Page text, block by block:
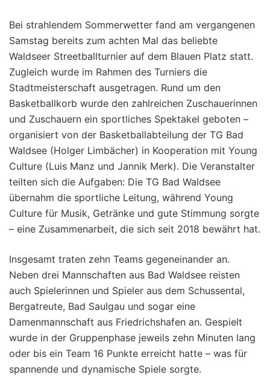
Bei strahlendem Sommerwetter fand am vergangenen
Samstag bereits zum achten Mal das beliebte
Waldseer Streetballturnier auf dem Blauen Platz statt.
Zugleich wurde im Rahmen des Turniers die
Stadtmeisterschaft ausgetragen. Rund um den
Basketballkorb wurde den zahlreichen Zuschauerinnen
und Zuschauern ein sportliches Spektakel geboten –
organisiert von der Basketballabteilung der TG Bad
Waldsee (Holger Limbächer) in Kooperation mit Young
Culture (Luis Manz und Jannik Merk). Die Veranstalter
teilten sich die Aufgaben: Die TG Bad Waldsee
übernahm die sportliche Leitung, während Young
Culture für Musik, Getränke und gute Stimmung sorgte
– eine Zusammenarbeit, die sich seit 2018 bewährt hat.
Insgesamt traten zehn Teams gegeneinander an.
Neben drei Mannschaften aus Bad Waldsee reisten
auch Spielerinnen und Spieler aus dem Schussental,
Bergatreute, Bad Saulgau und sogar eine
Damenmannschaft aus Friedrichshafen an. Gespielt
wurde in der Gruppenphase jeweils zehn Minuten lang
oder bis ein Team 16 Punkte erreicht hatte – was für
spannende und dynamische Spiele sorgte.